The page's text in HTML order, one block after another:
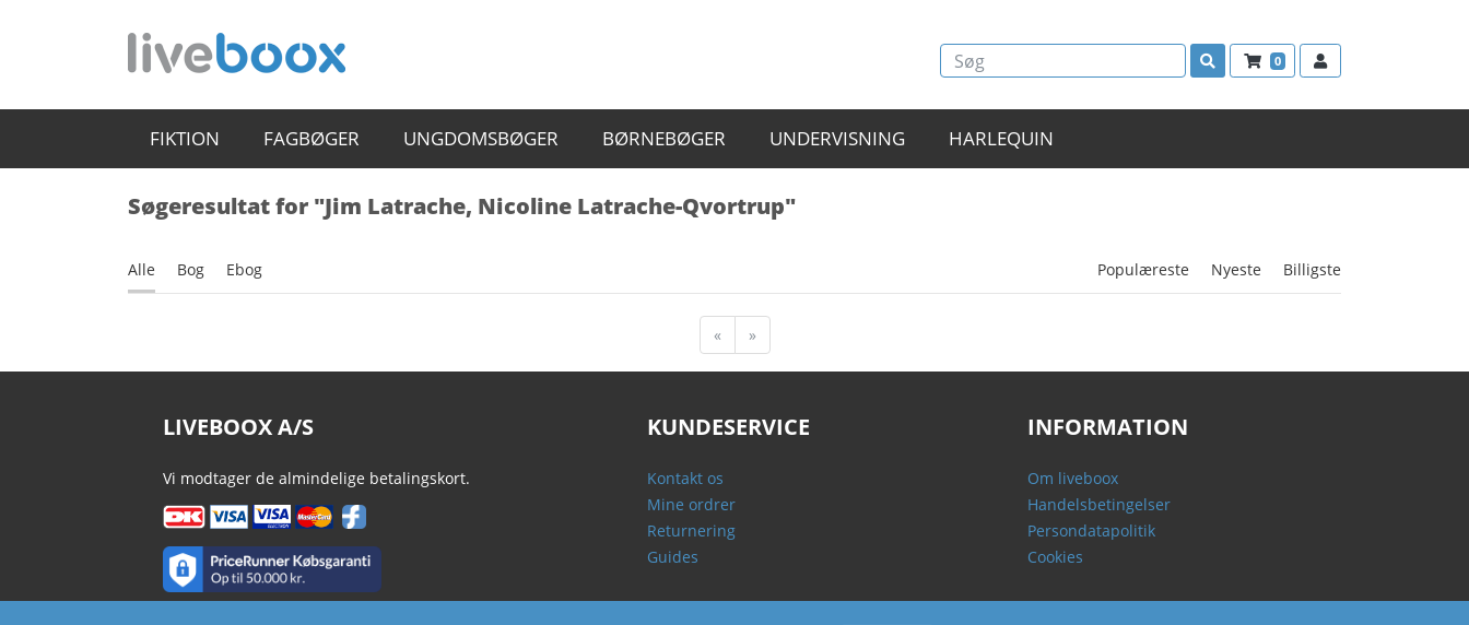
0
FIKTION FAGBØGER UNGDOMSBØGER BØRNEBØGER UNDERVISNING HARLEQUIN
Søgeresultat for "Jim Latrache, Nicoline Latrache-Qvortrup"
Alle Bog Ebog Populæreste Nyeste Billigste
« »
LIVEBOOX A/S
Vi modtager de almindelige betalingskort.
KUNDESERVICE
Kontakt os
Mine ordrer
Returnering
Guides
INFORMATION
Om liveboox
Handelsbetingelser
Persondatapolitik
Cookies